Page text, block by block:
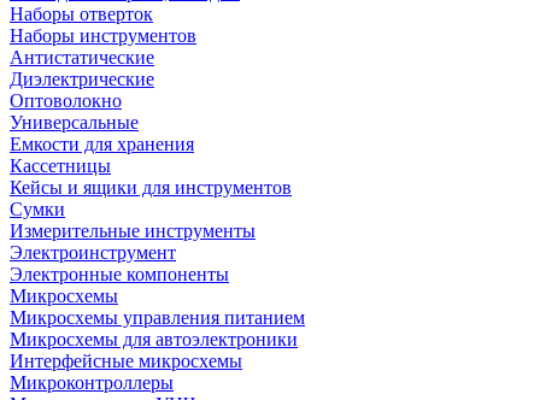
Наборы отверток
Наборы инструментов
Антистатические
Диэлектрические
Оптоволокно
Универсальные
Емкости для хранения
Кассетницы
Кейсы и ящики для инструментов
Сумки
Измерительные инструменты
Электроинструмент
Электронные компоненты
Микросхемы
Микросхемы управления питанием
Микросхемы для автоэлектроники
Интерфейсные микросхемы
Микроконтроллеры